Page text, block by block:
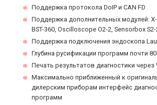
Поддержка протокола DoIP и CAN FD
Поддержка дополнительных модулей: X-
BST-360, Oscilloscope O2-2, Sensorbox S2-
Поддержка подключения эндоскопа
Глубина русификации программ почти
Печать результатов диагностики через
Максимально приближенный к
дилерским приборам интерфейс
программ